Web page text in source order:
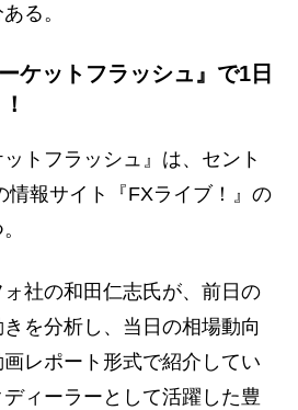
る。
ケットフラッシュ』で1日
ットフラッシュ』は、セント
情報サイト『FXライブ！』の
社の和田仁志氏が、前日の
を分析し、当日の相場動向
レポート形式で紹介してい
ィーラーとして活躍した豊